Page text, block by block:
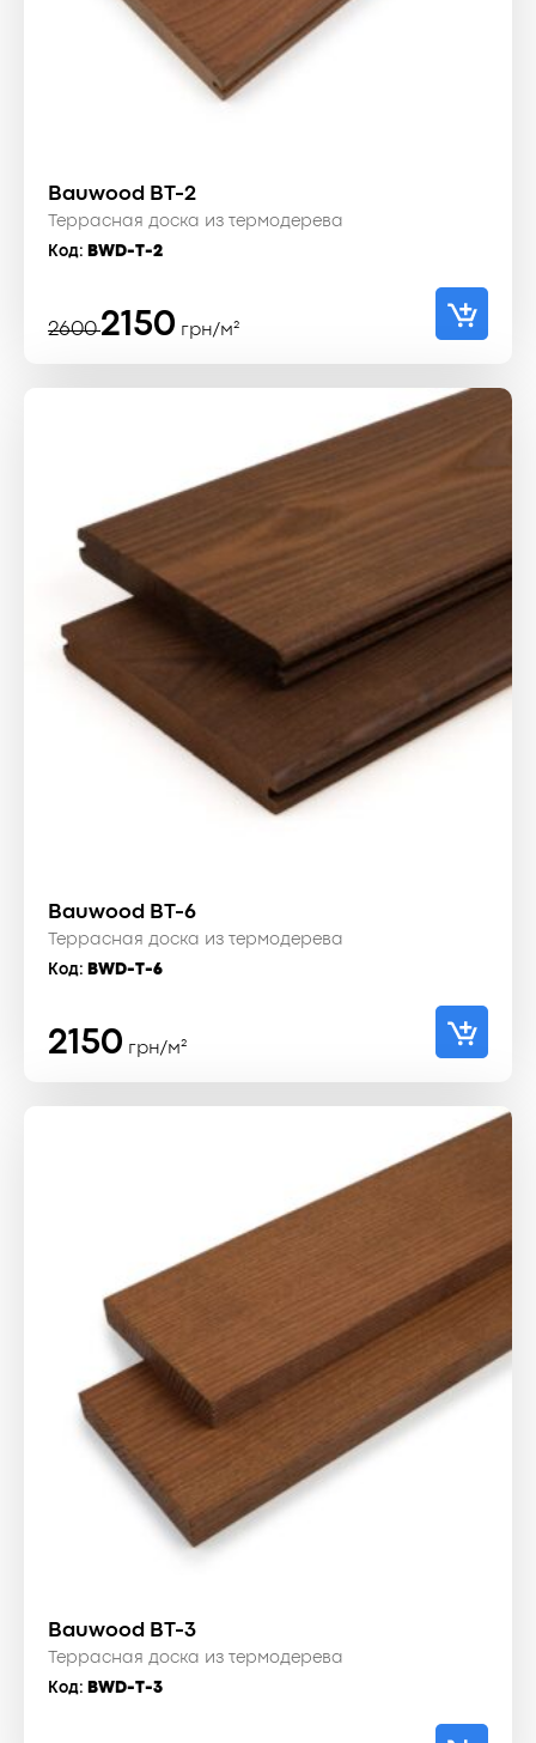
Bauwood BT-2
Террасная доска из термодерева
Код: BWD-T-2
2600
Первоначальная
составляла
2150
Текущая
2150 ₴.
грн/м²
Bauwood BT-6
Террасная доска из термодерева
Код: BWD-T-6
2150 грн/м²
Bauwood BT-3
Террасная доска из термодерева
Код: BWD-T-3